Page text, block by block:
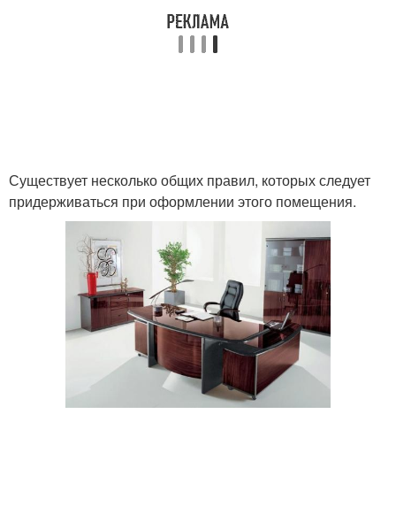
Существует несколько общих правил, которых следует
придерживаться при оформлении этого помещения.